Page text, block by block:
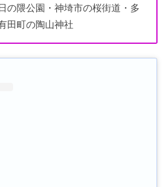
の隈公園・神埼市の桜街道・多
田町の陶山神社